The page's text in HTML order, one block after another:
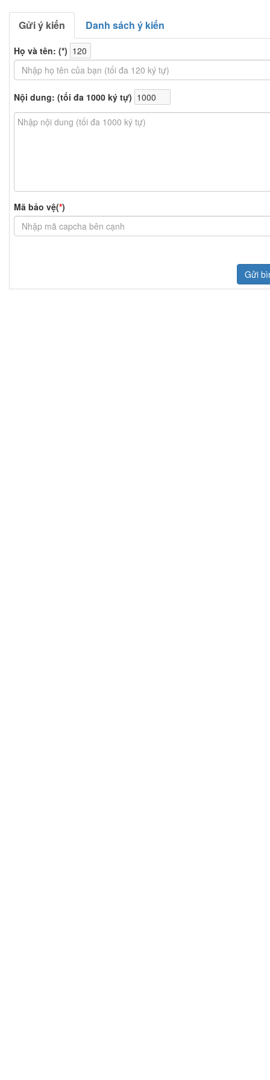
Gửi ý kiến Danh sách ý kiến
Họ và tên: (*)
Nội dung: (tối đa 1000 ký tự)
Mã bảo vệ(*)